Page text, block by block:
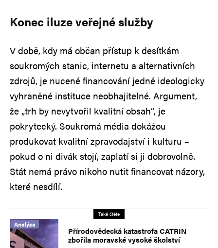
Konec iluze veřejné služby
V době, kdy má občan přístup k desítkám
soukromých stanic, internetu a alternativních
zdrojů, je nucené financování jedné ideologicky
vyhraněné instituce neobhajitelné. Argument,
že „trh by nevytvořil kvalitní obsah“, je
pokrytecký. Soukromá média dokážou
produkovat kvalitní zpravodajství i kulturu –
pokud o ni divák stojí, zaplatí si ji dobrovolně.
Stát nemá právo nikoho nutit financovat názory,
které nesdílí.
Také čtěte
Analýza
Přírodovědecká katastrofa CATRIN
zbořila moravské vysoké školství